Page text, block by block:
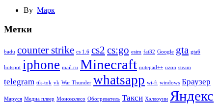
By Марк
Метки
badu counter strike cs 1.6 cs2 cs:go esim fat32 Google gta gta6
hotspot iphone mail.ru Minecraft notepad++ ozon steam
telegram tik-tok vk War Thunder whatsapp wi-fi windows Браузер
Маруся Медиа плеер Моноколесо Обогреватель Такси Хэллоуин Яндекс